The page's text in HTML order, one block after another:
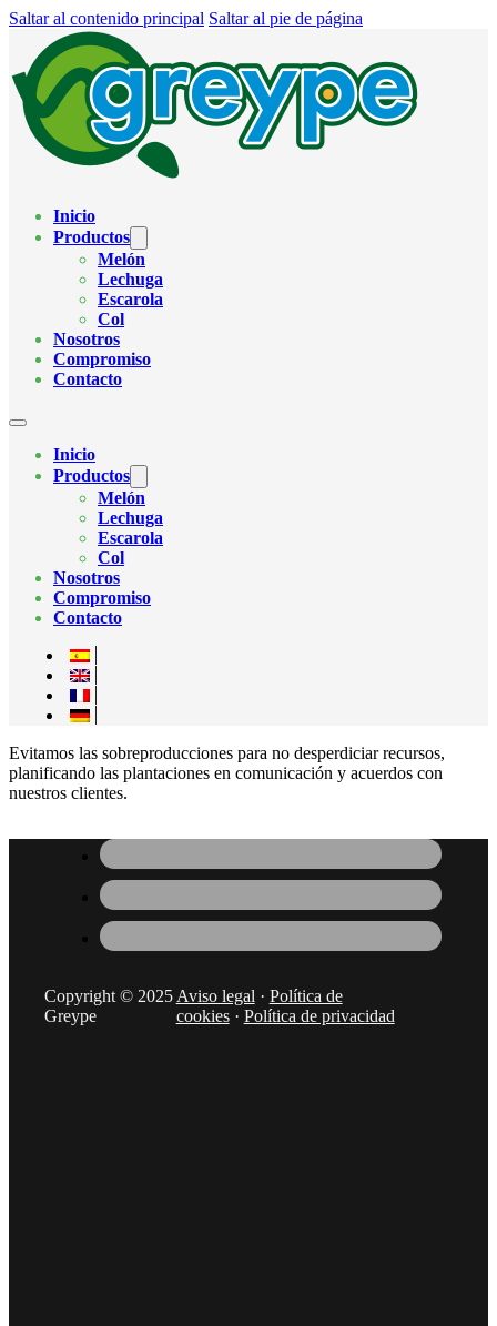
Saltar al contenido principal Saltar al pie de página
Inicio
Productos
Melón
Lechuga
Escarola
Col
Nosotros
Compromiso
Contacto
Inicio
Productos
Melón
Lechuga
Escarola
Col
Nosotros
Compromiso
Contacto
Evitamos las sobreproducciones para no desperdiciar recursos,
planificando las plantaciones en comunicación y acuerdos con
nuestros clientes.
Copyright © 2025
Greype
Aviso legal · Política de
cookies· Política de privacidad